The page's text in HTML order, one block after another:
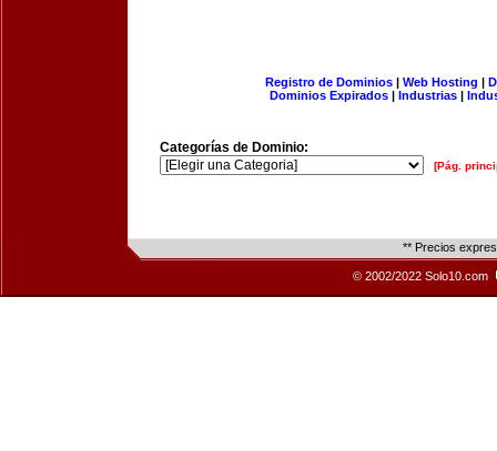
Registro de Dominios| Web Hosting |
Dominios Expirados | Industrias |
Categorías de Dominio:
[Pág.
** Precios
© 2002/2022 Solo10.com